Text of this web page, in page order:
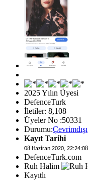
2025 Yılın Üyesi
DefenceTurk
İletiler: 8,108
Üyeler No :50331
Durumu:Çevrimdışı
Kayıt Tarihi
08 Haziran 2020, 22:24:08
DefenceTurk.com
Ruh Halim
Kayıtlı